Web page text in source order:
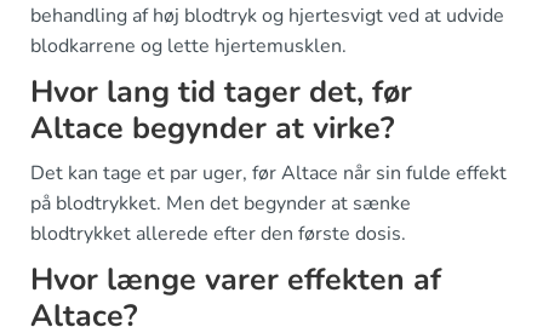
behandling af høj blodtryk og hjertesvigt ved at udvide
blodkarrene og lette hjertemusklen.
Hvor lang tid tager det, før
Altace begynder at virke?
Det kan tage et par uger, før Altace når sin fulde effekt
på blodtrykket. Men det begynder at sænke
blodtrykket allerede efter den første dosis.
Hvor længe varer effekten af
Altace?